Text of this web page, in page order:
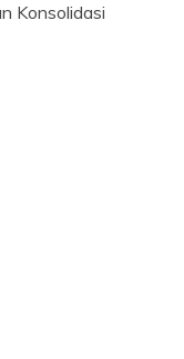
Konsolidasi